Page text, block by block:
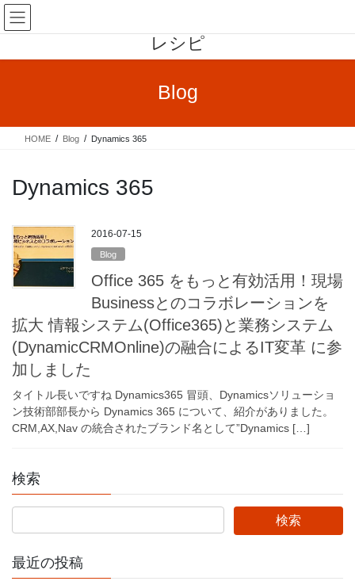
コ
ン
ン
ナ
ビ
ー
レシピ
Blog
HOME Blog Dynamics 365
Dynamics 365
2016-07-15
Blog
Office 365 をもっと有効活用！現場
Businessとのコラボレーションを
拡大 情報システム(Office365)と業務システム
(DynamicCRMOnline)の融合によるIT変革 に参
加しました
タイトル長いですね Dynamics365 冒頭、Dynamicsソリューショ
ン技術部部長から Dynamics 365 について、紹介がありました。
CRM,AX,Nav の統合されたブランド名として”Dynamics […]
検索
最近の投稿